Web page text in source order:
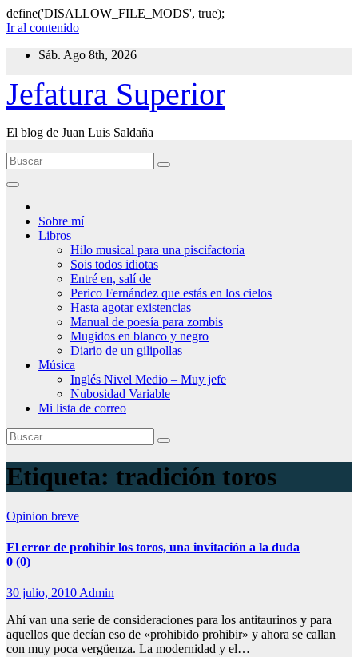
define('DISALLOW_FILE_MODS', true);
Ir al contenido
Sáb. Ago 8th, 2026
Jefatura Superior
El blog de Juan Luis Saldaña
Sobre mí
Libros
Hilo musical para una piscifactoría
Sois todos idiotas
Entré en, salí de
Perico Fernández que estás en los cielos
Hasta agotar existencias
Manual de poesía para zombis
Mugidos en blanco y negro
Diario de un gilipollas
Música
Inglés Nivel Medio – Muy jefe
Nubosidad Variable
Mi lista de correo
Etiqueta: tradición toros
Opinion breve
El error de prohibir los toros, una invitación a la duda
0 (0)
30 julio, 2010Admin
Ahí van una serie de consideraciones para los antitaurinos y para
aquellos que decían eso de «prohibido prohibir» y ahora se callan
con muy poca vergüenza. La modernidad y el…